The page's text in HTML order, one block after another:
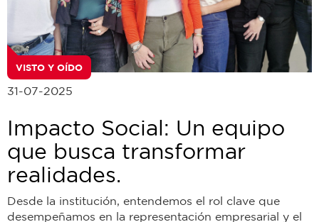
VISTO Y OÍDO
31-07-2025
Impacto Social: Un equipo
que busca transformar
realidades.
Desde la institución, entendemos el rol clave que
desempeñamos en la representación empresarial y el